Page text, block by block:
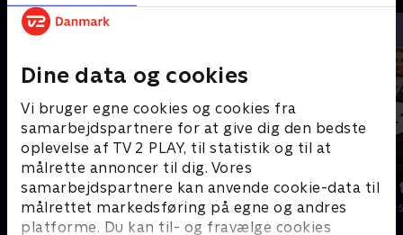
Dine data og cookies
Vi bruger egne cookies og cookies fra
samarbejdspartnere for at give dig den bedste
oplevelse af TV 2 PLAY, til statistik og til at
målrette annoncer til dig. Vores
samarbejdspartnere kan anvende cookie-data til
målrettet markedsføring på egne og andres
platforme. Du kan til- og fravælge cookies
Robssons (dansk tale)
Komedie • 1 sæsoner
Bert (dansk
Komedie • 1